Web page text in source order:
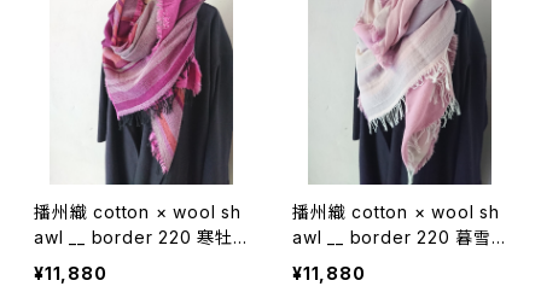
播州織 cotton × wool sh
awl __ border 220 寒牡
丹K
¥11,880
播州織 cotton × wool sh
awl __ border 220 暮雪
W
¥11,880